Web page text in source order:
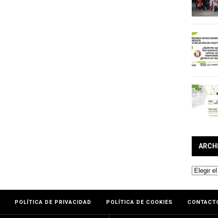
Archivos
POLÍTICA DE PRIVACIDAD POLÍTICA DE COOKIES